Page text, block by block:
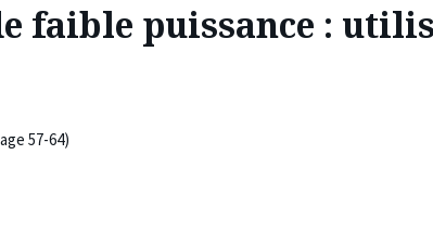
faible puissance :
57-64)